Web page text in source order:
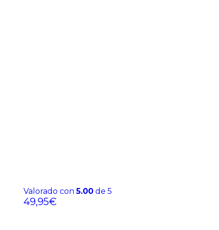
Valorado con5.00 de 5
49,95€